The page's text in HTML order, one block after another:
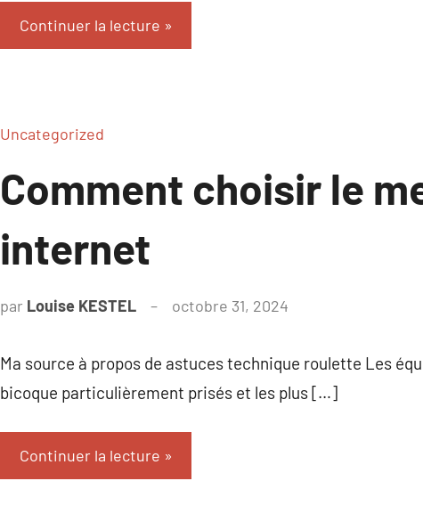
Continuer la lecture
Uncategorized
Comment choisir le
internet
par Louise KESTEL octobre 31, 2024
Ma source à propos de astuces technique roulette Les
bicoque particulièrement prisés et les plus […]
Continuer la lecture